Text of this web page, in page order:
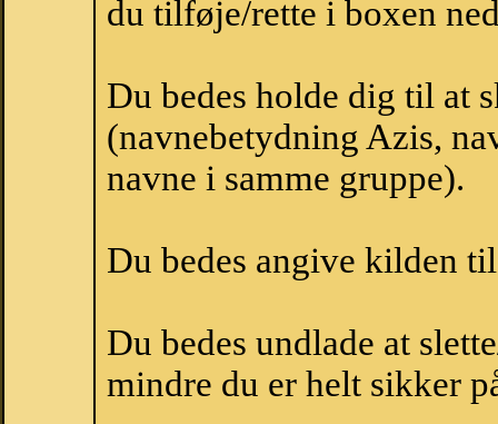
du tilføje/rette i boxen
Du bedes holde dig til at
(navnebetydning Azis,
navne i samme gruppe).
Du bedes angive kilden
Du bedes undlade at
mindre du er helt sikker